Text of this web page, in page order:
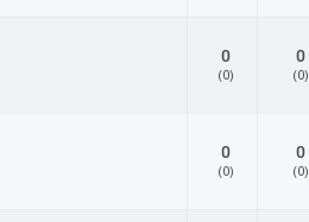
0
(0)
0
(0)
0
(0)
0
(0)